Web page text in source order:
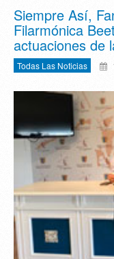
Siempre Así,
Filarmónica
actuaciones de
Todas Las Noticias